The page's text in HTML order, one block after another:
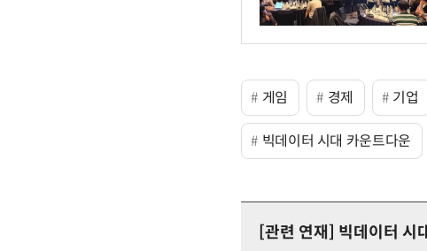
게임 경제 기업
빅데이터 시대 카운트다운
[관련 연재]
빅데이터 시